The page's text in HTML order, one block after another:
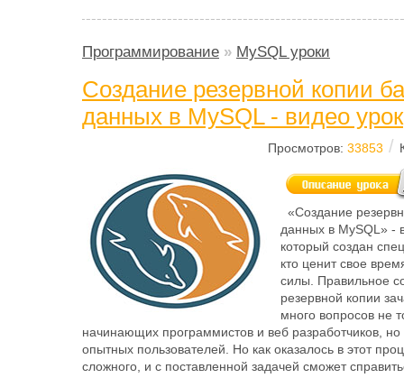
Программирование » MySQL уроки
Создание резервной копии
данных в MySQL - видео урок
Просмотров: 33853 /
«Создание
данных в MySQL» -
который создан
кто ценит свое
силы. Правильное
резервной копии
много вопросов не
начинающих программистов и веб разработчиков,
опытных пользователей. Но как оказалось в этот
сложного, и с поставленной задачей сможет